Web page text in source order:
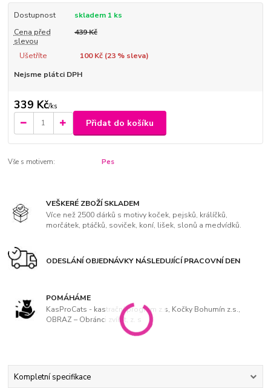
Dostupnost
skladem 1 ks
Cena před
slevou
439 Kč
Ušetříte 100 Kč (23% sleva)
Nejsme plátci DPH
339 Kč/ks
Přidat do košíku
Vše s motivem: Pes
VEŠKERÉ ZBOŽÍ SKLADEM
Více než 2500 dárků s motivy koček, pejsků, králíčků,
morčátek, ptáčků, soviček, koní, lišek, slonů a medvídků.
ODESLÁNÍ OBJEDNÁVKY NÁSLEDUJÍCÍ PRACOVNÍ DEN
POMÁHÁME
KasProCats - kastrační program z.s, Kočky Bohumín z.s.,
OBRAZ – Obránci zvířat, z. s
Kompletní specifikace